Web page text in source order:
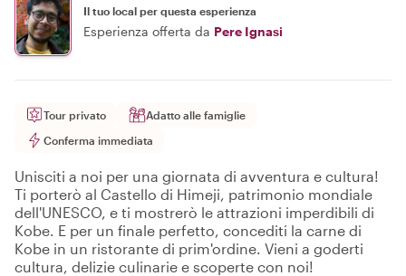
Il tuo local per questa esperienza
Esperienza offerta da Pere Ignasi
Tour privato
Adatto alle famiglie
Conferma immediata
Unisciti a noi per una giornata di avventura e cultura!
Ti porterò al Castello di Himeji, patrimonio mondiale
dell'UNESCO, e ti mostrerò le attrazioni imperdibili di
Kobe. E per un finale perfetto, concediti la carne di
Kobe in un ristorante di prim'ordine. Vieni a goderti
cultura, delizie culinarie e scoperte con noi!